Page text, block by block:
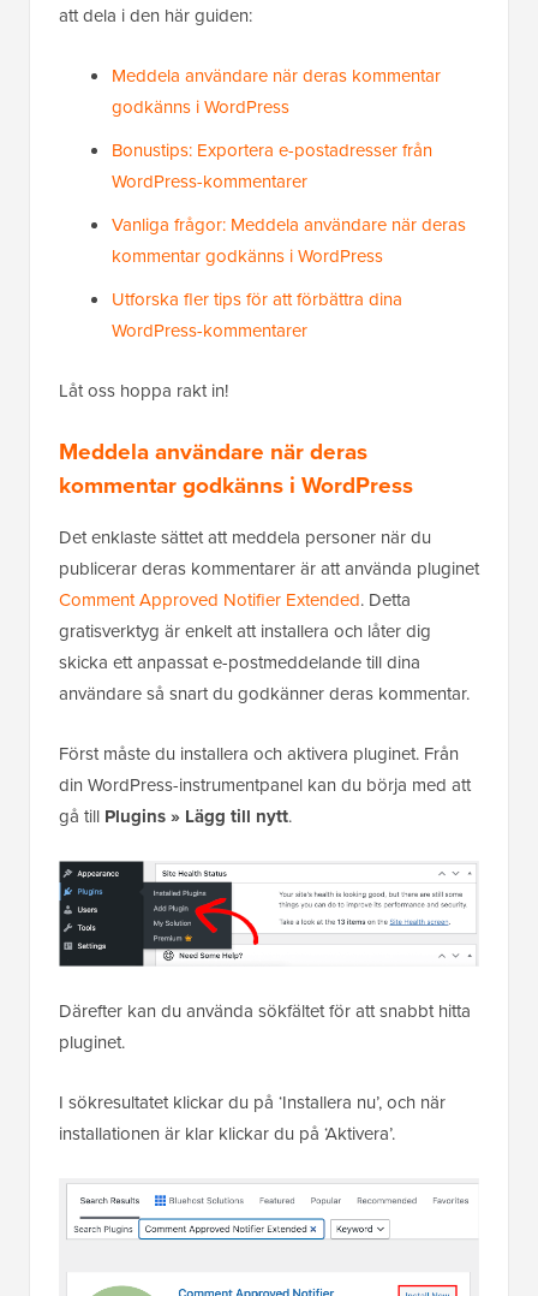
att dela i den här guiden:
Meddela användare när deras kommentar
godkänns i WordPress
Bonustips: Exportera e-postadresser från
WordPress-kommentarer
Vanliga frågor: Meddela användare när deras
kommentar godkänns i WordPress
Utforska fler tips för att förbättra dina
WordPress-kommentarer
Låt oss hoppa rakt in!
Meddela användare när deras
kommentar godkänns i WordPress
Det enklaste sättet att meddela personer när du
publicerar deras kommentarer är att använda pluginet
Comment Approved Notifier Extended. Detta
gratisverktyg är enkelt att installera och låter dig
skicka ett anpassat e-postmeddelande till dina
användare så snart du godkänner deras kommentar.
Först måste du installera och aktivera pluginet. Från
din WordPress-instrumentpanel kan du börja med att
gå till Plugins » Lägg till nytt.
Därefter kan du använda sökfältet för att snabbt hitta
pluginet.
I sökresultatet klickar du på ‘Installera nu’, och när
installationen är klar klickar du på ‘Aktivera’.